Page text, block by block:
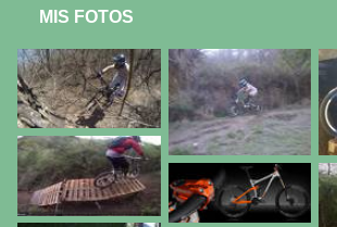
MIS FOTOS